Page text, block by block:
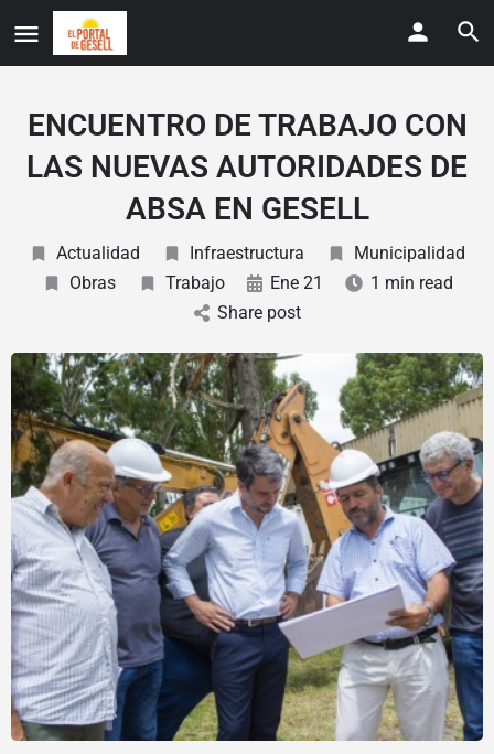
ENCUENTRO DE TRABAJO CON
LAS NUEVAS AUTORIDADES DE
ABSA EN GESELL
Actualidad Infraestructura
Municipalidad
Obras
Trabajo Ene 21
1 min read
Share post